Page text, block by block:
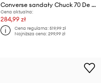
Converse sandały Chuck 70 De Luxe Heel Nu
Cena aktualna:
284,99 zł
Cena regularna:519,99 zł
Najniższa cena:299,99 zł